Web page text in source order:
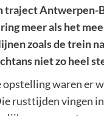
traject
meer als het
zoals de trein
niet zo heel
opstelling waren er
rusttijden vingen